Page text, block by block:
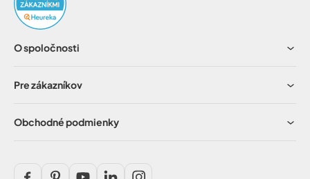
O spoločnosti
Pre zákazníkov
Obchodné podmienky